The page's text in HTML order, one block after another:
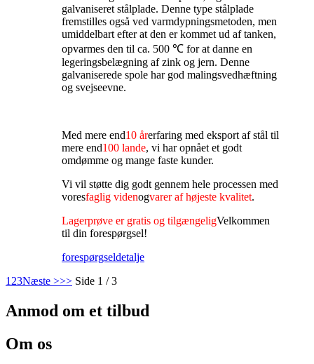
galvaniseret stålplade. Denne type stålplade
fremstilles også ved varmdypningsmetoden, men
umiddelbart efter at den er kommet ud af tanken,
opvarmes den til ca. 500 ℃ for at danne en
legeringsbelægning af zink og jern. Denne
galvaniserede spole har god malingsvedhæftning
og svejseevne.
Med mere end10 årerfaring med eksport af stål til
mere end100 lande, vi har opnået et godt
omdømme og mange faste kunder.
Vi vil støtte dig godt gennem hele processen med
voresfaglig videnogvarer af højeste kvalitet.
Lagerprøve er gratis og tilgængeligVelkommen
til din forespørgsel!
forespørgseldetalje
1 23Næste >>> Side 1 / 3
Anmod om et tilbud
Om os